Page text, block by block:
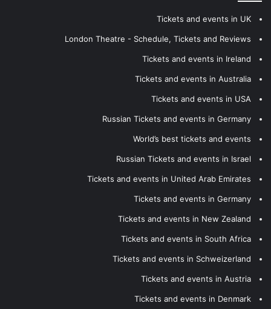
Tickets and events in UK
London Theatre - Schedule, Tickets and Reviews
Tickets and events in Ireland
Tickets and events in Australia
Tickets and events in USA
Russian Tickets and events in Germany
World’s best tickets and events
Russian Tickets and events in Israel
Tickets and events in United Arab Emirates
Tickets and events in Germany
Tickets and events in New Zealand
Tickets and events in South Africa
Tickets and events in Schweizerland
Tickets and events in Austria
Tickets and events in Denmark